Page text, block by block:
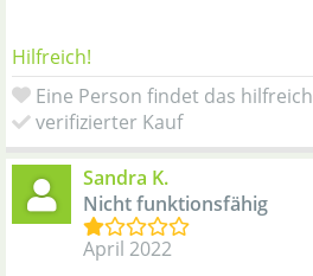
Hilfreich!
Eine Person findet das hilfreich
verifizierter Kauf
Sandra K.
Nicht funktionsfähig
April 2022